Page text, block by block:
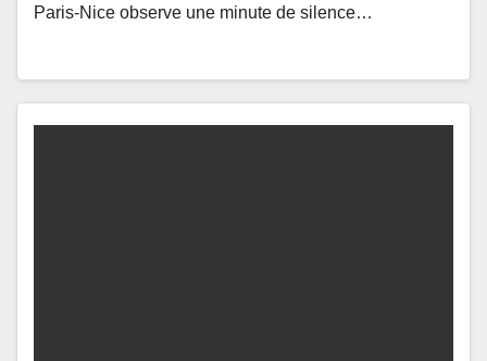
Paris-Nice observe une minute de silence…